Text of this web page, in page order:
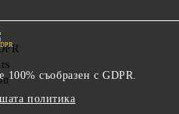
съобразен с GDPR.
политика